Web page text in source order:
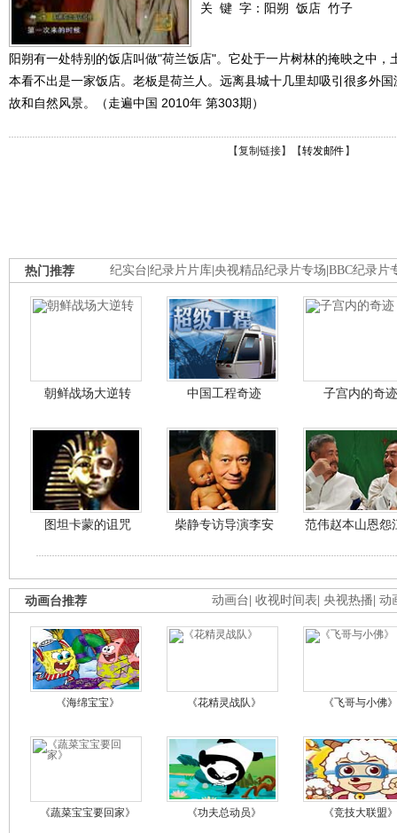
关 键 字： 阳朔 饭店 竹子
阳朔有一处特别的饭店叫做"荷兰饭店"。它处于一片树林的掩映之中，
本看不出是一家饭店。老板是荷兰人。远离县城十几里却吸引很多外
故和自然风景。（走遍中国 2010年 第303期）
【复制链接】【转发邮件 】
纪实台 纪录片片库 央视精品纪录片专场 BBC纪录片
热门推荐
朝鲜战场大逆转 中国工程奇迹 子宫内的奇迹
图坦卡蒙的诅咒 柴静专访导演李安 范伟赵本山恩怨
动画台 收视时间表 央视热播 动
动画台推荐
《海绵宝宝》 《花精灵战队》 《飞哥与小佛》
《蔬菜宝宝要回家》 《功夫总动员》 《竞技大联盟》